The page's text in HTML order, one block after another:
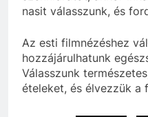
nasit válasszunk, és
Az esti filmnézéshez
hozzájárulhatunk
Válasszunk
ételeket, és élvezzük a